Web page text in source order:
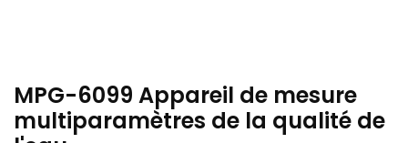
MPG-6099 Appareil de mesure
multiparamètres de la qualité de